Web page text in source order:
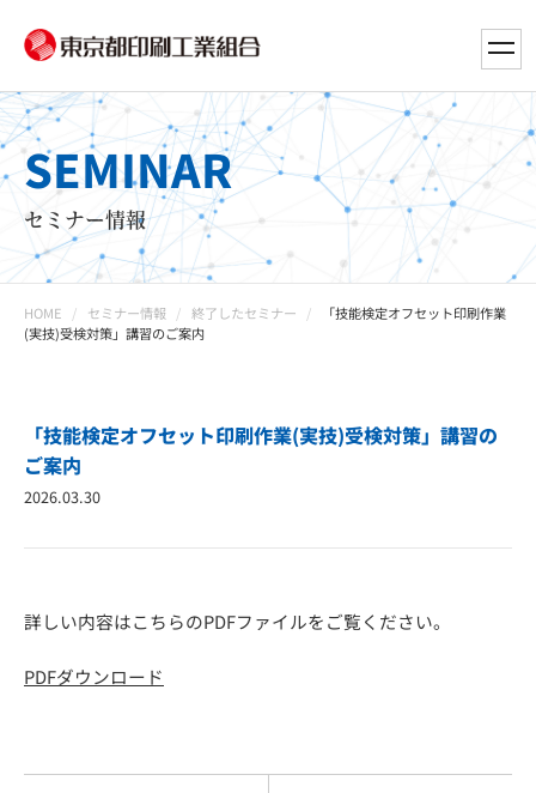
toggle
SEMINAR
セミナー情報
HOME セミナー情報 終了したセミナー
「技能検定オフセット印刷作業
(実技)受検対策」講習のご案内
「技能検定オフセット印刷作業(実技)受検対策」講習の
ご案内
2026.03.30
詳しい内容はこちらのPDFファイルをご覧ください。
PDFダウンロード